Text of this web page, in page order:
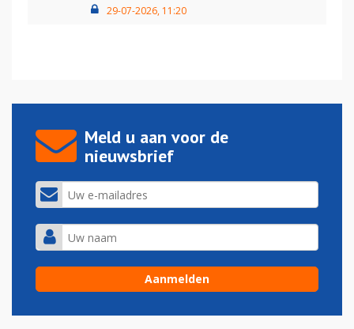
29-07-2026, 11:20
Meld u aan voor de
nieuwsbrief